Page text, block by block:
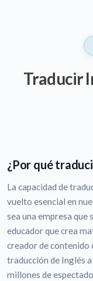
Traducir
¿Por qué
La capacidad de
vuelto esencial en
sea una empresa que
educador que crea
creador de contenido
traducción de Inglés
millones de